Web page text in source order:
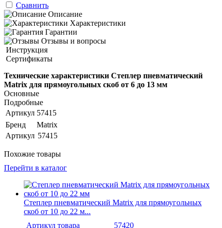
Сравнить
Описание
Характеристики
Гарантии
Отзывы и вопросы
Инструкция
Сертификаты
Технические характеристики Степлер пневматический
Matrix для прямоугольных скоб от 6 до 13 мм
Основные
Подробные
Артикул 57415
Бренд
Matrix
Артикул 57415
Похожие товары
Перейти в каталог
Степлер пневматический Matrix для прямоугольных
скоб от 10 до 22 м...
Артикул товара
57420